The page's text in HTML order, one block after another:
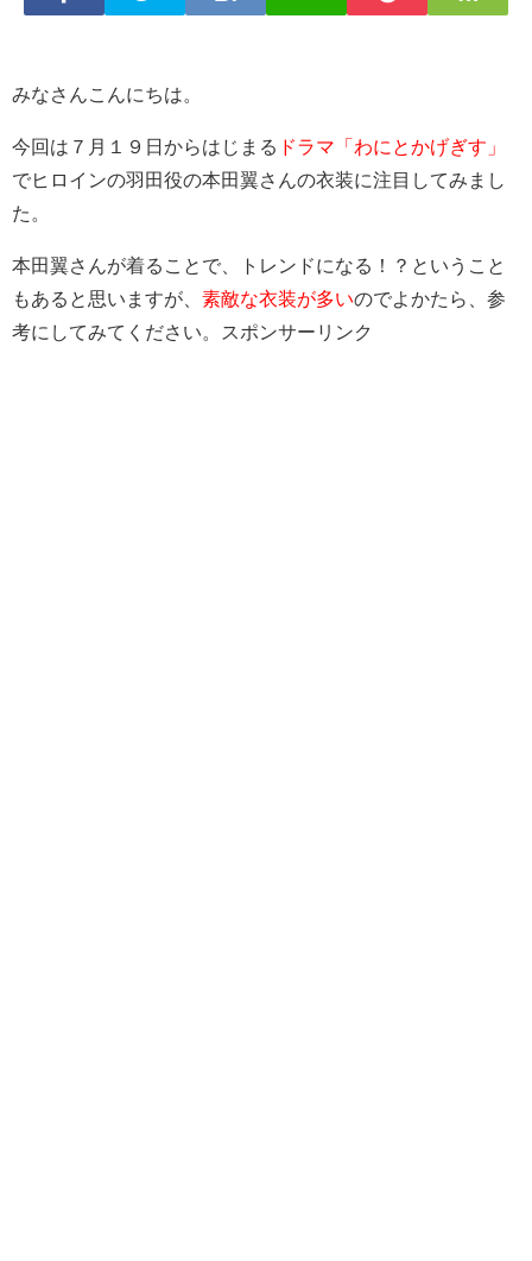
みなさんこんにちは。
今回は７月１９日からはじまる ドラマ「わにとかげぎす」
でヒロインの羽田役の本田翼さんの衣装に注目してみまし
た。
本田翼さんが着ることで、トレンドになる！？ということ
もあると思いますが、 素敵な衣装が多いのでよかたら、参
考にしてみてください。スポンサーリンク